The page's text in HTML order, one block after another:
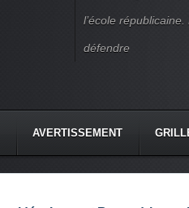
l’école
défendre
AVERTISSEMENT